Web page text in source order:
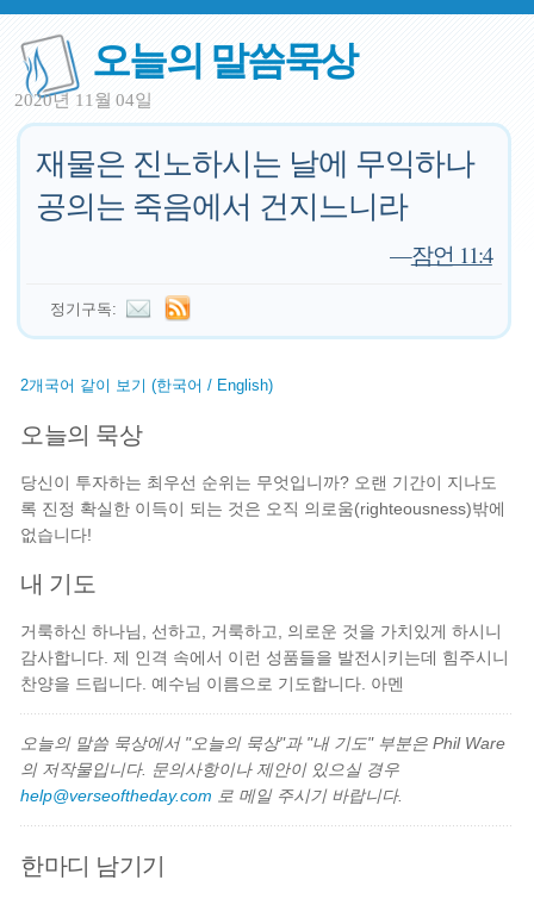
오늘의 말씀묵상
2020년 11월 04일
재물은 진노하시는 날에 무익하나
공의는 죽음에서 건지느니라
—잠언 11:4
정기구독:
2개국어 같이 보기 (한국어 / English)
오늘의 묵상
당신이 투자하는 최우선 순위는 무엇입니까? 오랜 기간이 지나도
록 진정 확실한 이득이 되는 것은 오직 의로움(righteousness)밖에
없습니다!
내 기도
거룩하신 하나님, 선하고, 거룩하고, 의로운 것을 가치있게 하시니
감사합니다. 제 인격 속에서 이런 성품들을 발전시키는데 힘주시니
찬양을 드립니다. 예수님 이름으로 기도합니다. 아멘
오늘의 말씀 묵상에서 "오늘의 묵상"과 "내 기도" 부분은 Phil Ware
의 저작물입니다. 문의사항이나 제안이 있으실 경우
help@verseoftheday.com 로 메일 주시기 바랍니다.
한마디 남기기